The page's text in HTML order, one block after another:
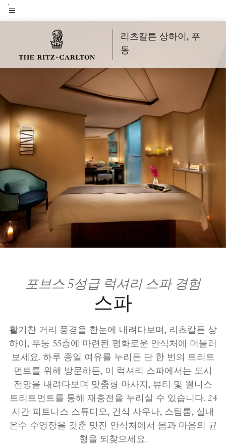
Skip
to메뉴 텍스트
리츠칼튼 상하이, 푸
동
포브스 5성급 럭셔리 스파 경험
스파
활기찬 거리 풍경을 한눈에 내려다보며, 리츠칼튼 상
하이, 푸둥 55층에 마련된 평화로운 안식처에 머물러
보세요. 하루 종일 여유를 누리든 단 한 번의 트리트
먼트를 위해 방문하든, 이 럭셔리 스파에서는 도시
전망을 내려다보며 맞춤형 마사지, 뷰티 및 웰니스
트리트먼트를 통해 재충전을 누리실 수 있습니다. 24
시간 피트니스 스튜디오, 건식 사우나, 스팀룸, 실내
온수 수영장을 갖춘 멋진 안식처에서 몸과 마음의 균
형을 되찾으세요.